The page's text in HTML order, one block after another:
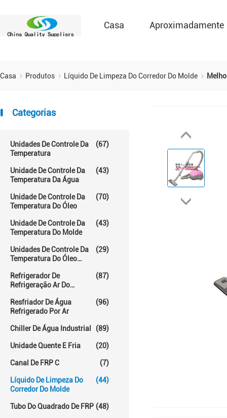
Casa Aproximadamente
Casa Produtos Líquido De Limpeza Do Corredor Do Molde
Categorias
Unidades De Controle Da
Temperatura
(67)
Unidade De Controle Da
Temperatura Da Água
(43)
Unidade De Controle Da
Temperatura Do Óleo
(70)
Unidade De Controle Da
Temperatura Do Molde
(43)
Unidades De Controle Da
Temperatura Do Óleo
(29)
Refrigerador De
Refrigeração Ar Do
(87)
Resfriador De Água
Refrigerado Por Ar
(96)
Chiller De Água Industrial (89)
Unidade Quente E Fria (20)
Canal De FRP C (7)
Líquido De Limpeza Do
Corredor Do Molde
(44)
Tubo Do Quadrado De FRP (48)